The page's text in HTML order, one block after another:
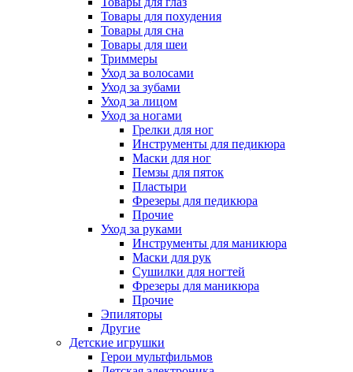
Товары для похудения
Товары для сна
Товары для шеи
Триммеры
Уход за волосами
Уход за зубами
Уход за лицом
Уход за ногами
Грелки для ног
Инструменты для педикюра
Маски для ног
Пемзы для пяток
Пластыри
Фрезеры для педикюра
Прочие
Уход за руками
Инструменты для маникюра
Маски для рук
Сушилки для ногтей
Фрезеры для маникюра
Прочие
Эпиляторы
Другие
Детские игрушки
Герои мультфильмов